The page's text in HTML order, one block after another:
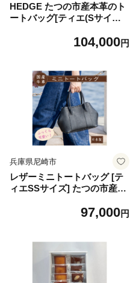
HEDGE たつの市産本革のト
ートバッグ[ティエ(Sサイズ)]
104,000円
兵庫県尼崎市
レザーミニトートバッグ [テ
ィエSSサイズ] たつの市産シ
品のHEDGE【1736915】
97,000円